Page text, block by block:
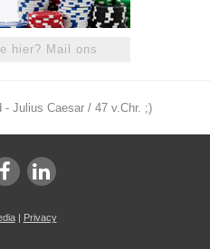
hier? Mail ons
Julius Caesar / 47 v.Chr. ;)
| Privacy